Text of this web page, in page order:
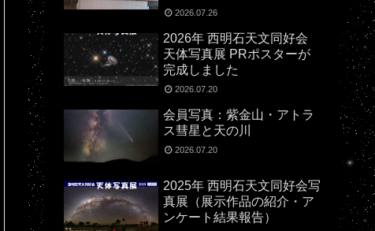
2026.07.26
2026年 西明石天文同好会
天体写真展 PRポスターが
完成しました
2026.07.20
会員写真：紫金山・アトラ
ス彗星と天の川
2026.07.20
2025年 西明石天文同好会写
真展（展示作品の紹介・ア
ンケート結果報告）